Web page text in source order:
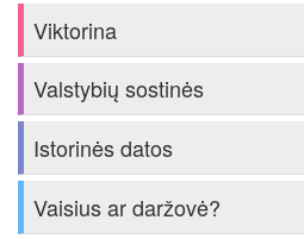
Viktorina
Valstybių sostinės
Istorinės datos
Vaisius ar daržovė?